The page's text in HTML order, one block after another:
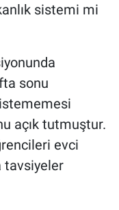
sistemi mi
sonu
açık tutmuştur.
evci
tavsiyeler